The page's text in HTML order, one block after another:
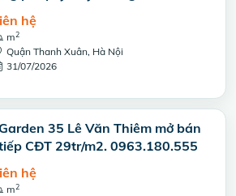
hệ
m2
Quận Thanh Xuân, Hà Nội
31/07/2026
35 Lê Văn Thiêm mở bán
CĐT 29tr/m2. 0963.180.555
hệ
m2